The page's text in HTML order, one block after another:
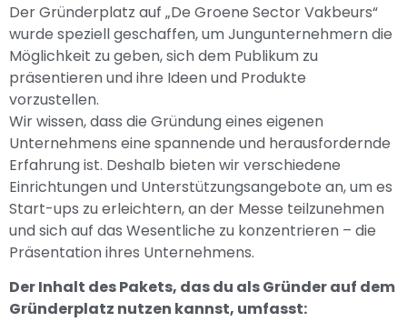
Der Gründerplatz auf „De Groene Sector Vakbeurs“
wurde speziell geschaffen, um Jungunternehmern die
Möglichkeit zu geben, sich dem Publikum zu
präsentieren und ihre Ideen und Produkte
vorzustellen.
Wir wissen, dass die Gründung eines eigenen
Unternehmens eine spannende und herausfordernde
Erfahrung ist. Deshalb bieten wir verschiedene
Einrichtungen und Unterstützungsangebote an, um es
Start-ups zu erleichtern, an der Messe teilzunehmen
und sich auf das Wesentliche zu konzentrieren – die
Präsentation ihres Unternehmens.
Der Inhalt des Pakets, das du als Gründer auf dem
Gründerplatz nutzen kannst, umfasst: